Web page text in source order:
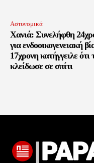
Αστυνομικά
Χανιά: Συνελήφθη
για ενδοοικογενειακή
17χρονη κατήγγειλε ότι
κλείδωσε σε σπίτι